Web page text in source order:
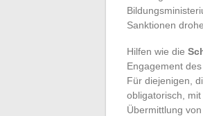
Sanktionen
Hilfen wie die
Engagement
Für diejenigen,
obligatorisch,
Übermittlung